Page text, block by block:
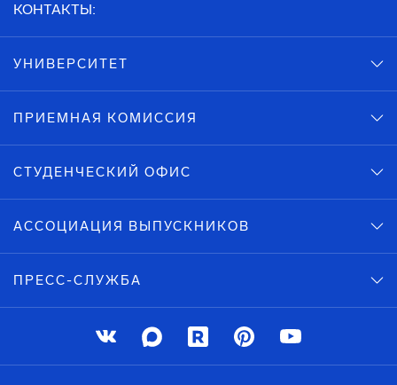
КОНТАКТЫ:
УНИВЕРСИТЕТ
ПРИЕМНАЯ КОМИССИЯ
СТУДЕНЧЕСКИЙ ОФИС
АССОЦИАЦИЯ ВЫПУСКНИКОВ
ПРЕСС-СЛУЖБА